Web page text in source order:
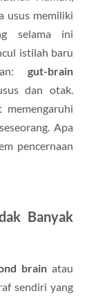
usus memiliki
selama ini
istilah baru
gut-brain
dan otak.
memengaruhi
Apa
pencernaan
Banyak
brainatau
sendiri yang